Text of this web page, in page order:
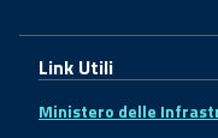
Link Utili
Ministero delle